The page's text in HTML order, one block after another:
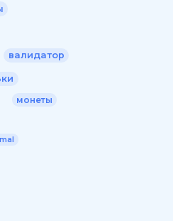
валидатор
монеты